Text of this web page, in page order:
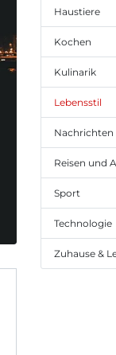
Haustiere
Kochen
Kulinarik
Lebensstil
Nachrichten
Reisen und
Sport
Technologie
Zuhause &